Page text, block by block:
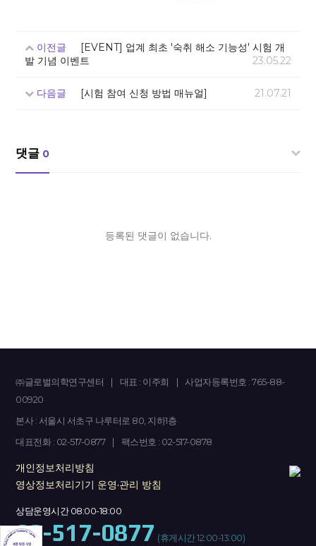
이전글
[EVENT] 업계 최초 '숙취 해소 기능성' 시험 개
발 기념 이벤트
23.05.22
다음글 [시험 참여 신청 방법 매뉴얼] 21.07.21
댓글 0
등록된 댓글이 없습니다.
㈜글로벌의학연구센터 | 대표 : 이주희 |
사업자등록번호 : 765-88-
00920
본사 : 서울시 서초구 나루터로 80, 지하1층
대표전화 : 02-517-0877
| 팩스번호 : 02-517-0878
개인정보처리방침
영상정보처리기기 운영·관리 방침
상담운영시간 08:00-18:00
02-517-0877 (휴게시간 12:00-13:00)